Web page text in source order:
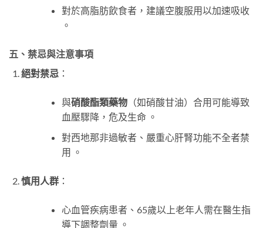
對於高脂肪飲食者，建議空腹服用以加速吸收
。
五、禁忌與注意事項
絕對禁忌：
與硝酸酯類藥物（如硝酸甘油）合用可能導致
血壓驟降，危及生命 。
對西地那非過敏者、嚴重心肝腎功能不全者禁
用 。
慎用人群：
心血管疾病患者、65歲以上老年人需在醫生指
導下調整劑量 。